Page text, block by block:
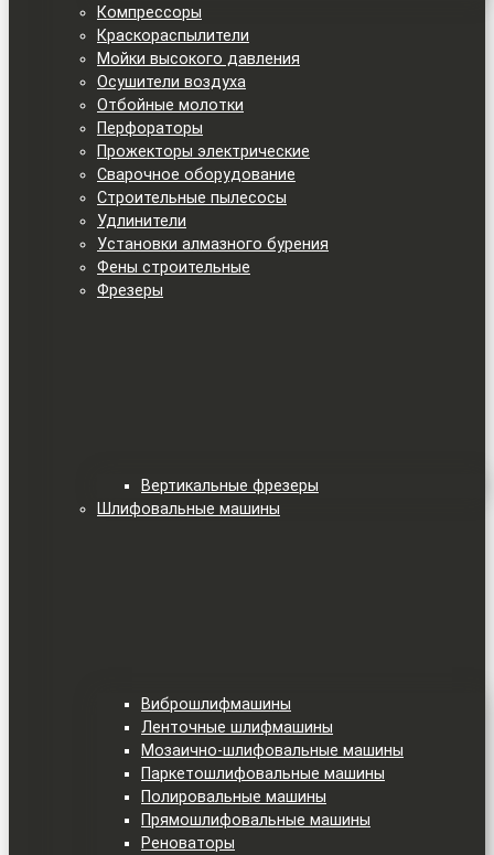
Компрессоры
Краскораспылители
Мойки высокого давления
Осушители воздуха
Отбойные молотки
Перфораторы
Прожекторы электрические
Сварочное оборудование
Строительные пылесосы
Удлинители
Установки алмазного бурения
Фены строительные
Фрезеры
Вертикальные фрезеры
Шлифовальные машины
Виброшлифмашины
Ленточные шлифмашины
Мозаично-шлифовальные машины
Паркетошлифовальные машины
Полировальные машины
Прямошлифовальные машины
Реноваторы